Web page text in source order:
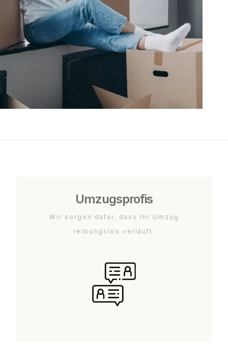
Umzugsprofis
Wir sorgen dafür, dass Ihr Umzug
reibungslos verläuft.